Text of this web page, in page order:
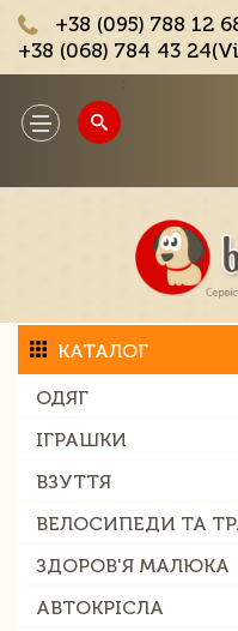
+38 (095) 788 12
+38 (068) 784 43
Toggle
navigation
КАТАЛОГ
ОДЯГ
ІГРАШКИ
ВЗУТТЯ
ВЕЛОСИПЕДИ ТА
ЗДОРОВ'Я МАЛЮКА
АВТОКРІСЛА